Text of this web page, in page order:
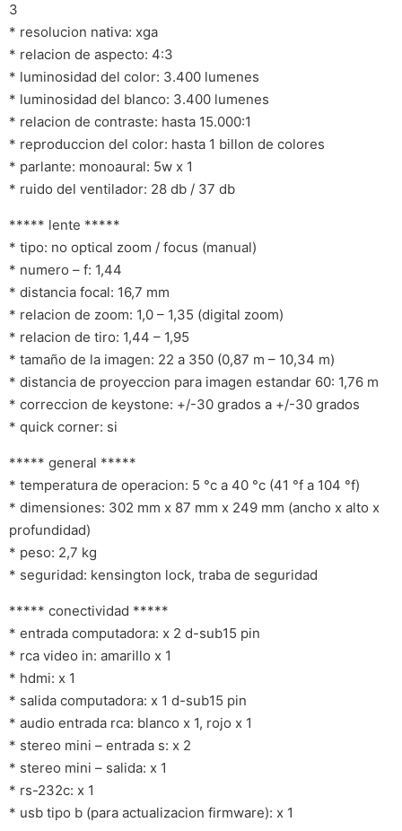
3
* resolucion nativa: xga
* relacion de aspecto: 4:3
* luminosidad del color: 3.400 lumenes
* luminosidad del blanco: 3.400 lumenes
* relacion de contraste: hasta 15.000:1
* reproduccion del color: hasta 1 billon de colores
* parlante: monoaural: 5w x 1
* ruido del ventilador: 28 db / 37 db
***** lente *****
* tipo: no optical zoom / focus (manual)
* numero – f: 1,44
* distancia focal: 16,7 mm
* relacion de zoom: 1,0 – 1,35 (digital zoom)
* relacion de tiro: 1,44 – 1,95
* tamaño de la imagen: 22 a 350 (0,87 m – 10,34 m)
* distancia de proyeccion para imagen estandar 60: 1,76 m
* correccion de keystone: +/-30 grados a +/-30 grados
* quick corner: si
***** general *****
* temperatura de operacion: 5 °c a 40 °c (41 °f a 104 °f)
* dimensiones: 302 mm x 87 mm x 249 mm (ancho x alto x
profundidad)
* peso: 2,7 kg
* seguridad: kensington lock, traba de seguridad
***** conectividad *****
* entrada computadora: x 2 d-sub15 pin
* rca video in: amarillo x 1
* hdmi: x 1
* salida computadora: x 1 d-sub15 pin
* audio entrada rca: blanco x 1, rojo x 1
* stereo mini – entrada s: x 2
* stereo mini – salida: x 1
* rs-232c: x 1
* usb tipo b (para actualizacion firmware): x 1